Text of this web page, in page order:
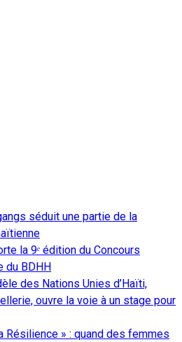
séduit une partie de la
la 9ᵉ édition du Concours
du BDHH
des Nations Unies d’Haïti,
ouvre la voie à un stage pour
Résilience » : quand des femmes